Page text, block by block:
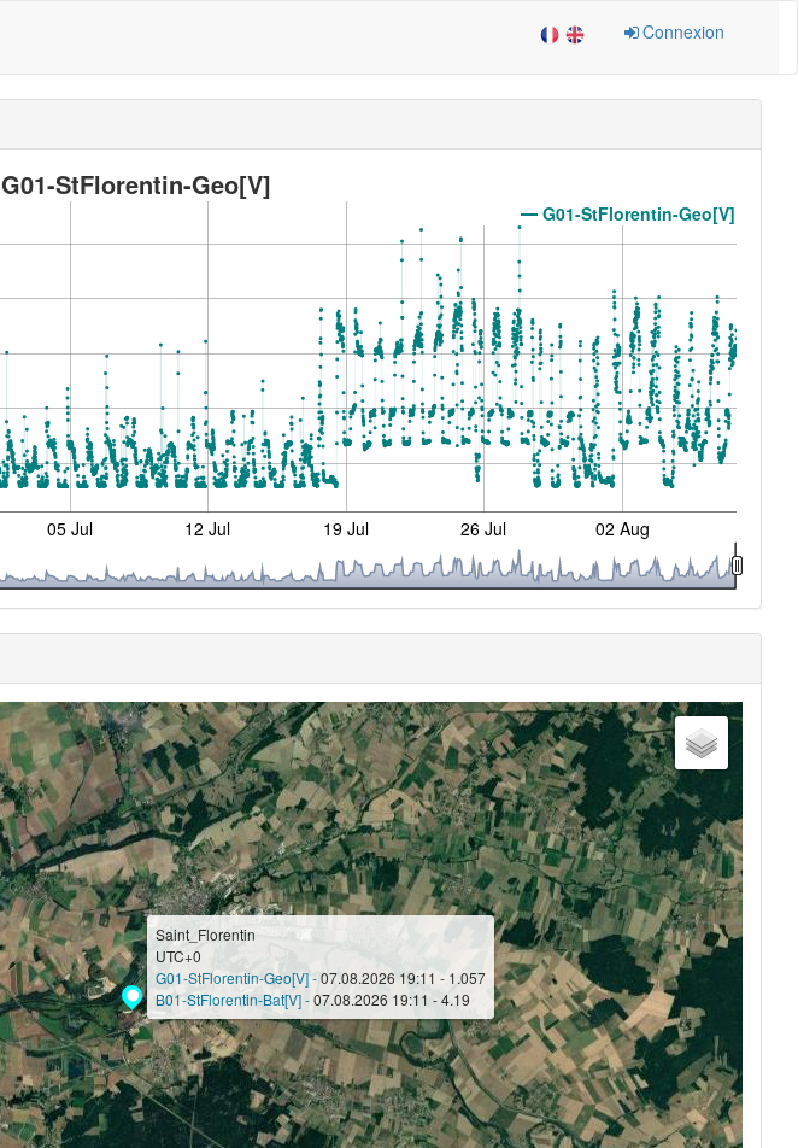
Connexion
G01-StFlorentin-Geo[V]
G01-StFlorentin-Geo[V]
05 Jul 12 Jul 19 Jul 26 Jul 02 Aug
Saint_Florentin
UTC+0
G01-StFlorentin-Geo[V] -07.08.2026 19:11 - 1.057
B01-StFlorentin-Bat[V] -07.08.2026 19:11 - 4.19